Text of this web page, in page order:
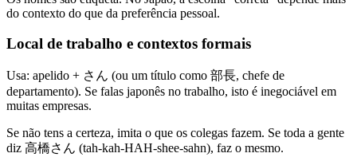
do contexto do que da preferência pessoal.
Local de trabalho e contextos formais
Usa: apelido + さん (ou um título como 部長, chefe de
departamento). Se falas japonês no trabalho, isto é inegociável em
muitas empresas.
Se não tens a certeza, imita o que os colegas fazem. Se toda a gente
diz 高橋さん (tah-kah-HAH-shee-sahn), faz o mesmo.